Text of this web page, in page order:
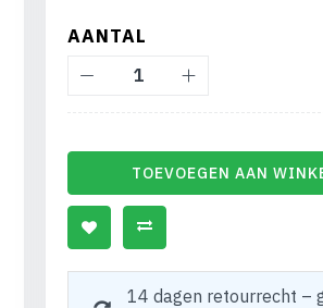
AANTAL
TOEVOEGEN AAN
14 dagen retourrecht –